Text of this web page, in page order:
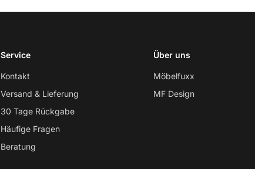
Service
Kontakt
Versand & Lieferung
30 Tage Rückgabe
Häufige Fragen
Beratung
Über uns
Möbelfuxx
MF Design